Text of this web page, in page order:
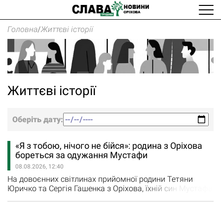
Головна/Життєві історії
Життєві історії
Оберіть дату:
«Я з тобою, нічого не бійся»: родина з Оріхова
бореться за одужання Мустафи
08.08.2026, 12:40
На довоєнних світлинах прийомної родини Тетяни
Юричко та Сергія Гашенка з Оріхова, їхній син Мустафа